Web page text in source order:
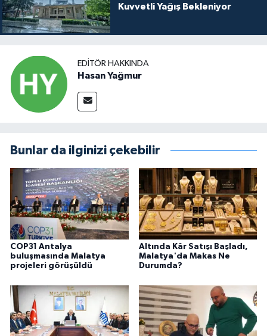
Kuvvetli Yağış Bekleniyor
EDITÖR HAKKINDA
Hasan Yağmur
Bunlar da ilginizi çekebilir
COP31 Antalya
buluşmasında Malatya
projeleri görüşüldü
Altında Kâr Satışı Başladı,
Malatya'da Makas Ne
Durumda?